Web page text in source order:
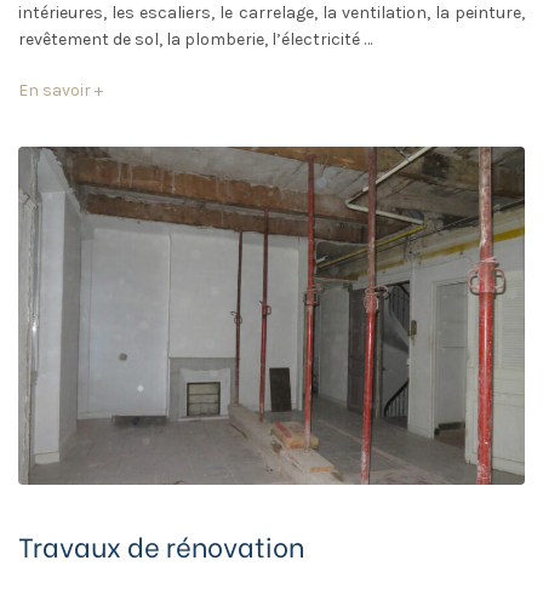
intérieures, les escaliers, le carrelage, la ventilation, la peinture,
revêtement de sol, la plomberie, l’électricité …
En savoir +
Travaux de rénovation